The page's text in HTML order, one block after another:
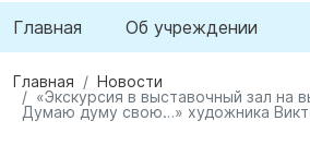
Главная Об учреждении
Главная
Новости
«Экскурсия в выставочный зал на
Думаю думу свою…» художника